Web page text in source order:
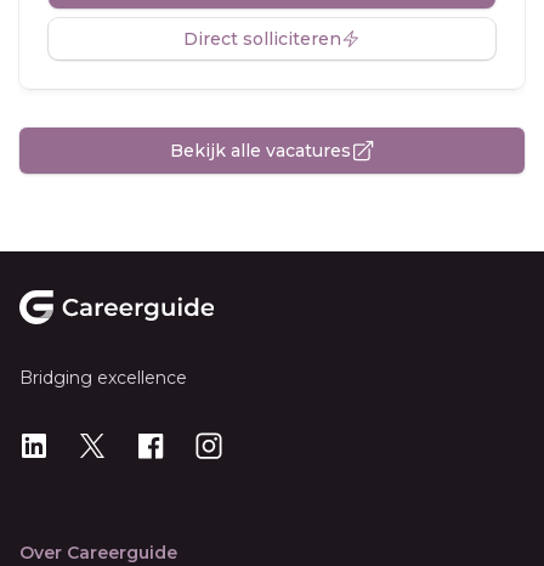
Direct solliciteren
Bekijk alle vacatures
Bridging excellence
LinkedIn
X Instagram
Over Careerguide